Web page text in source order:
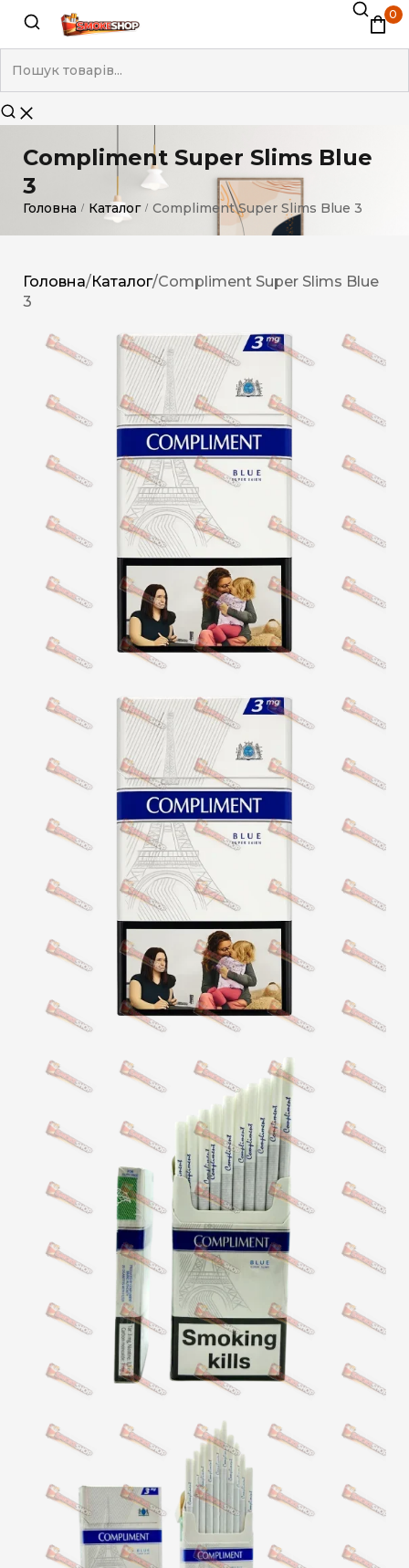
0
Compliment Super Slims Blue
3
Головна / Каталог / Compliment Super Slims Blue 3
Головна/Каталог/Compliment Super Slims Blue
3